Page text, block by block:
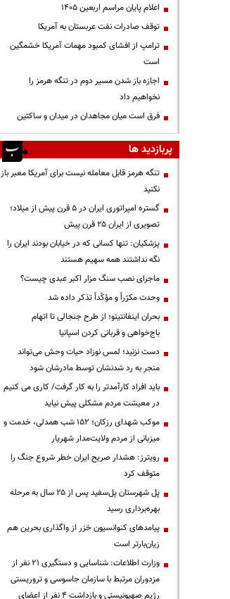
اعلام پایان مراسم اربعین ۱۴۰۵
توقف صادرات نفت عربستان به آمریکا
ترامپ از افشای کمبود مهمات آمریکا خشمگین
است
اجازه باز شدن مسیر دوم در تنگه هرمز را
نخواهیم داد
فرق است میان مجاهدان در میدان و ساکتین
پربازدید ها
تنگه هرمز قابل معامله نیست برای آمریکا معبر باز
نکنید
گستره امپراتوری ایران در ۵ قرن پیش از میلاد؛
تصویری از ایران ۲۵ قرن پیش
پزشکیان: تنها کسانی که در خیابان بودند ایران را
نگه نداشتند همه سهیم هستند
ماجرای نصب سنگ مزار اکبر عبدی چیست؟
وحدت مکرّراً و مؤکّداً تذکر داده شد
بحران اینفانتینو؛ از طرح جنجالی تا اتهام
باج‌خواهی و قربانی کردن اسپانیا
دست نزنید؛ لمس نوزاد حیات وحش می‌تواند
منجر به رد شدنشان توسط مادرشان شود
باید افراد کارآمدتر را به کار گرفت/ کاری می کنیم
در معیشت مردم مشکلی پیش نیاید
موکب شهدای رزکان؛ ۱۵۲ شب همدلی، خدمت و
میزبانی از مردم ولایت‌مدار شهریار
رویترز: هشدار صریح ایران خطر شروع جنگ را
متوقف کرد
پل شهرستان پل‌سفید پس از ۲۵ سال به مرحله
بهره‌برداری رسید
پیامدهای کنوانسیون خزر از واگذاری بحرین هم
زیان‌بارتر است
وزارت اطلاعات: شناسایی و دستگیری ۲۱ نفر از
مزدوران مرتبط با سازمان جاسوسی و تروریستی
رژیم صهیونیستی و بازداشت ۴ نفر از اعضای